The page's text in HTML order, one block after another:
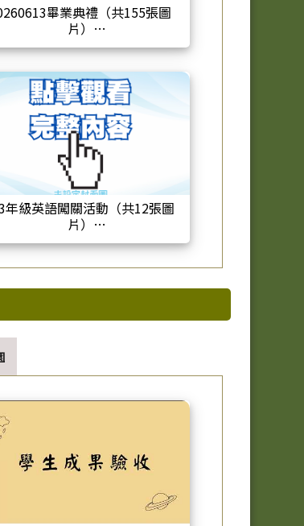
畢業典禮（共155張圖
片）
年級英語闖關活動（共12張圖
片）